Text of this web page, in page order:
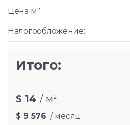
Налогообложение:
Цена м²
Итого:
$ 14 / м²
$ 9 576 / месяц